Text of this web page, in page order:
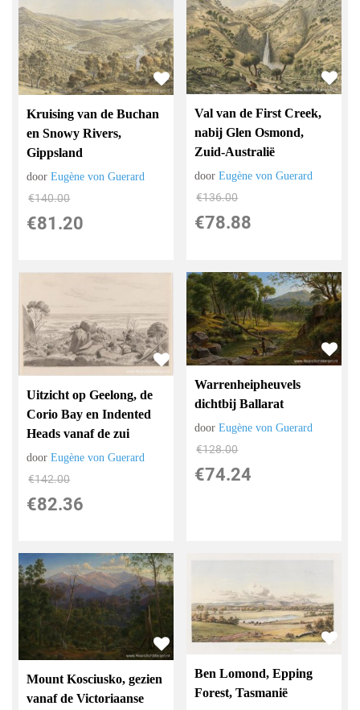
Kruising van de Buchan
en Snowy Rivers,
Gippsland
doorEugène von Guerard
€140.00
€81.20
Val van de First Creek,
nabij Glen Osmond,
Zuid-Australië
doorEugène von Guerard
€136.00
€78.88
Uitzicht op Geelong, de
Corio Bay en Indented
Heads vanaf de zui
doorEugène von Guerard
€142.00
€82.36
Warrenheipheuvels
dichtbij Ballarat
doorEugène von Guerard
€128.00
€74.24
Mount Kosciusko, gezien
vanaf de Victoriaanse
Ben Lomond, Epping
Forest, Tasmanië